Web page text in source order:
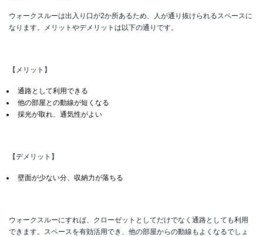
ウォークスルーは出入り口が2か所あるため、人が通り抜けられるスペースに
なります。メリットやデメリットは以下の通りです。
【メリット】
通路として利用できる
他の部屋との動線が短くなる
採光が取れ、通気性がよい
【デメリット】
壁面が少ない分、収納力が落ちる
ウォークスルーにすれば、クローゼットとしてだけでなく通路としても利用
できます。スペースを有効活用でき、他の部屋からの動線もよくなるでしょ